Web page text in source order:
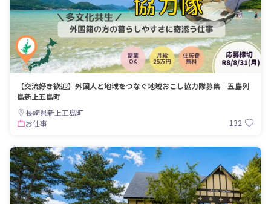
【交流好き歓迎】外国人と地域をつなぐ地域おこし協力隊募集｜五島列
島新上五島町
長崎県新上五島町
お仕事
132